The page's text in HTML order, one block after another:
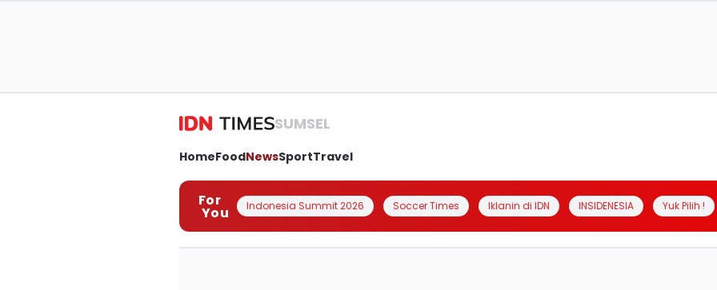
SUMSEL
HomeFoodNewsSportTravel
For
You Indonesia Summit 2026 Soccer Times Iklanin di IDN INSIDENESIA Yuk Pilih !